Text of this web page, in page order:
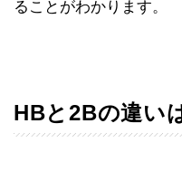
ることがわかります。
HBと2Bの違い